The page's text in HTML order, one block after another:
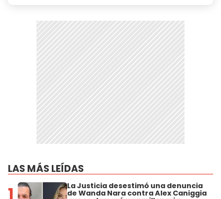
LAS MÁS LEÍDAS
1 La Justicia desestimó una denuncia
de Wanda Nara contra Alex Caniggia